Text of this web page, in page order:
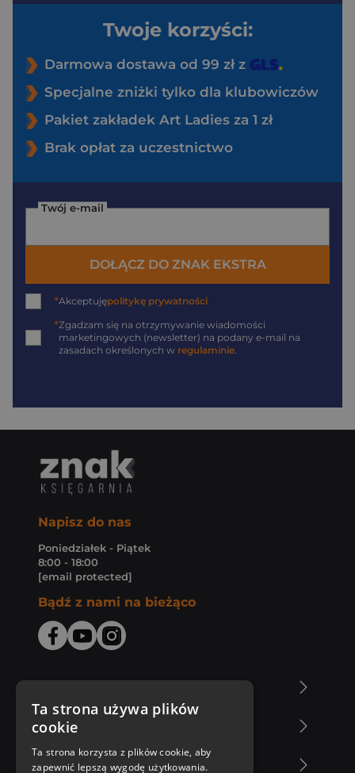
Twoje korzyści:
Darmowa dostawa od 99 zł z
Specjalne zniżki tylko dla klubowiczów
Pakiet zakładek Art Ladies za 1 zł
Brak opłat za uczestnictwo
Twój e-mail
DOŁĄCZ DO ZNAK EKSTRA
*Akceptujępolitykę prywatności
*Zgadzam się na otrzymywanie wiadomości
marketingowych (newsletter) na podany e-mail na
zasadach określonych w regulaminie
Napisz do nas
Poniedziałek - Piątek
8:00 - 18:00
[email protected]
Bądź z nami na bieżąco
Zakupy u nas
Nasza oferta
Ta strona używa plików
cookie
Ta strona korzysta z plików cookie, aby
zapewnić lepszą wygodę użytkowania.